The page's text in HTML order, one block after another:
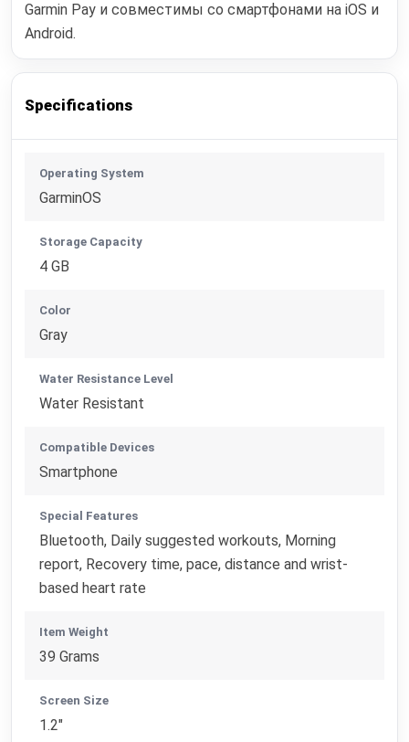
Garmin Pay и совместимы со смартфонами на iOS и
Android.
Specifications
Operating System
GarminOS
Storage Capacity
4 GB
Color
Gray
Water Resistance Level
Water Resistant
Compatible Devices
Smartphone
Special Features
Bluetooth, Daily suggested workouts, Morning
report, Recovery time, pace, distance and wrist-
based heart rate
Item Weight
39 Grams
Screen Size
1.2"